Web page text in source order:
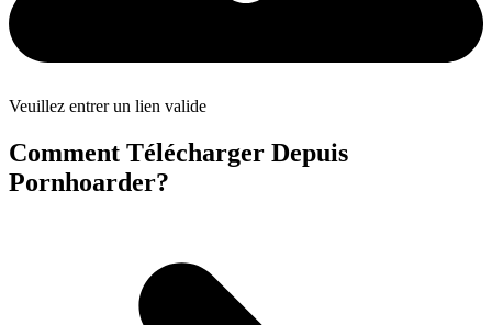
Veuillez entrer un lien valide
Comment Télécharger Depuis
Pornhoarder?